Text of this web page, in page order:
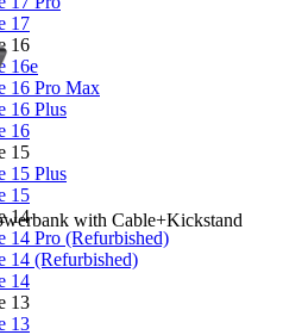
17
16
16e
16 Pro Max
16 Plus
16
15
15 Plus
15
14
14 Pro (Refurbished)
14 (Refurbished)
14
13
13
with Cable+Kickstand